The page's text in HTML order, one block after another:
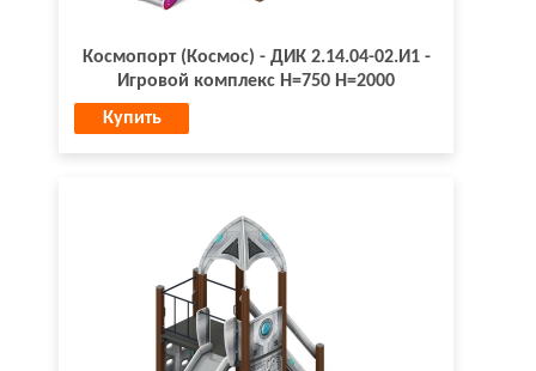
Космопорт (Космос) - ДИК 2.14.04-02.И1 -
Игровой комплекс H=750 H=2000
Купить